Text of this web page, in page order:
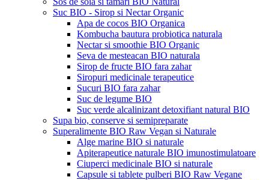
Suc BIO - Sirop si Nectar Organic
Apa de cocos BIO Organica
Kombucha bautura probiotica naturala
Nectar si smoothie BIO Organic
Seva de mesteacan BIO naturala
Sirop de fructe BIO fara zahar
Siropuri medicinale terapeutice
Sucuri BIO fara zahar
Suc de legume BIO
Suc verde alcalinizant detoxifiant natural BIO
Supa bio, conserve si semipreparate
Superalimente BIO Raw Vegan si Naturale
Alge marine BIO si naturale
Apiterapeutice naturale BIO imunostimulatoare
Ciuperci medicinale BIO si naturale
Capsule si tablete pulberi BIO Raw Vegane